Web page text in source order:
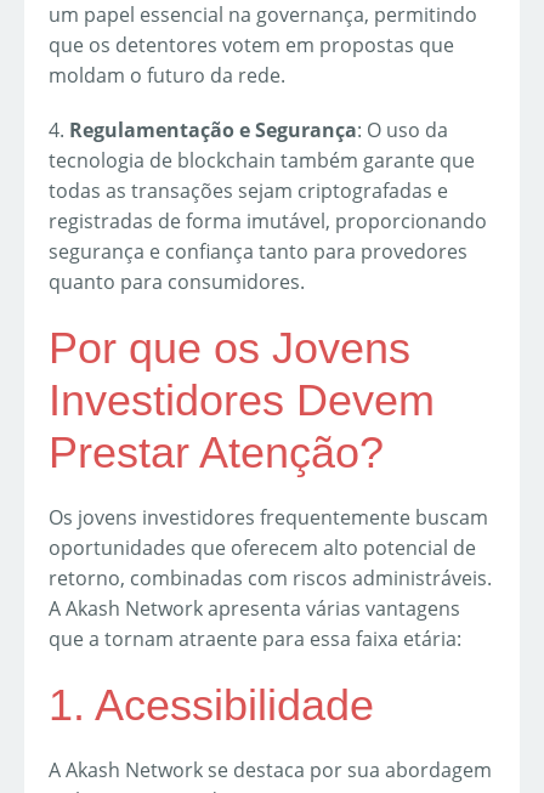
um papel essencial na governança, permitindo
que os detentores votem em propostas que
moldam o futuro da rede.
4. Regulamentação e Segurança: O uso da
tecnologia de blockchain também garante que
todas as transações sejam criptografadas e
registradas de forma imutável, proporcionando
segurança e confiança tanto para provedores
quanto para consumidores.
Por que os Jovens
Investidores Devem
Prestar Atenção?
Os jovens investidores frequentemente buscam
oportunidades que oferecem alto potencial de
retorno, combinadas com riscos administráveis.
A Akash Network apresenta várias vantagens
que a tornam atraente para essa faixa etária:
1. Acessibilidade
A Akash Network se destaca por sua abordagem